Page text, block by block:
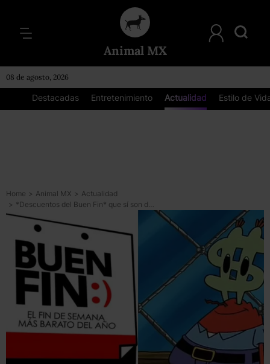
Animal MX
08 de agosto, 2026
Destacadas Entretenimiento Actualidad Estilo de
Home > Animal MX > Actualidad
>
*Descuentos del Buen Fin* que sí son de a devis y que te UUUURGEN